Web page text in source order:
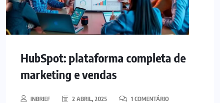
HubSpot: plataforma completa de
marketing e vendas
INBRIEF 2 ABRIL, 2025 1 COMENTÁRIO